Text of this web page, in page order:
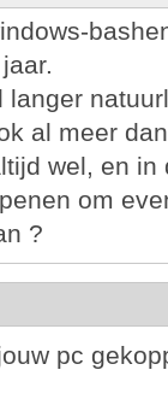
langer
al meer
wel, en
om
?
pc